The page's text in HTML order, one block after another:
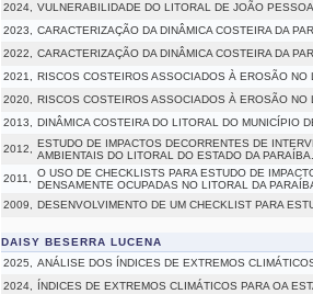
2024,
VULNERABILIDADE DO LITORAL DE JOÃO
2023,
CARACTERIZAÇÃO DA DINÂMICA COSTEIRA DA
2022,
CARACTERIZAÇÃO DA DINÂMICA COSTEIRA DA
2021,
RISCOS COSTEIROS ASSOCIADOS À EROSÃO NO
2020,
RISCOS COSTEIROS ASSOCIADOS À EROSÃO NO
2013,
DINÂMICA COSTEIRA DO LITORAL DO MUNICÍPIO
2012,
ESTUDO DE IMPACTOS DECORRENTES DE
AMBIENTAIS DO LITORAL DO ESTADO DA PARAÍBA.
2011,
O USO DE CHECKLISTS PARA ESTUDO DE
DENSAMENTE OCUPADAS NO LITORAL DA
2009,
DESENVOLVIMENTO DE UM CHECKLIST PARA
DAISY BESERRA LUCENA
2025,
ANÁLISE DOS ÍNDICES DE EXTREMOS
2024,
ÍNDICES DE EXTREMOS CLIMÁTICOS PARA OA